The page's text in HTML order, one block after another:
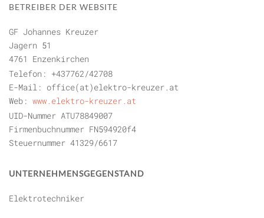
BETREIBER DER WEBSITE
GF Johannes Kreuzer
Jagern 51
4761 Enzenkirchen
Telefon: +437762/42708
E-Mail: office(at)elektro-kreuzer.at
Web: www.elektro-kreuzer.at
UID-Nummer ATU78849007
Firmenbuchnummer FN594920f4
Steuernummer 41329/6617
UNTERNEHMENSGEGENSTAND
Elektrotechniker